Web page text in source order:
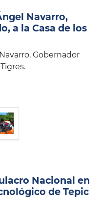
Navarro,
a la Casa de los
Gobernador
Nacional en
de Tepic